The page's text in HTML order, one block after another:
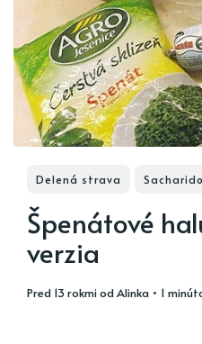
Delená strava
Špenátové
verzia
pred 13 rokmiodAlinka • 1